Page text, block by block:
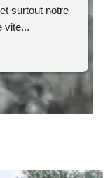
surtout notre
vite...